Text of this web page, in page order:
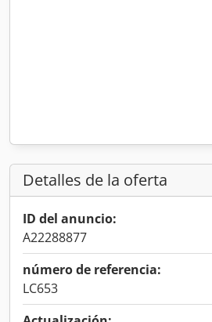
Detalles de la oferta
ID del anuncio:
A22288877
número de referencia:
LC653